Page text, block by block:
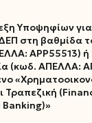
Υποψηφίων
στη βαθμίδα
ΑΡΡ55513) ή
(κωδ. ΑΠΕΛΛΑ:
Τραπεζική